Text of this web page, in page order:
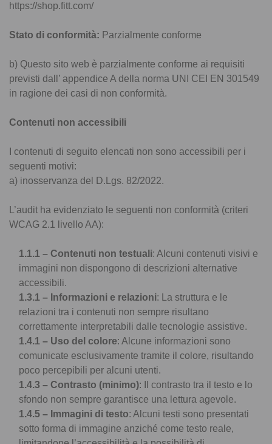
https://shop.fitt.com/
Stato di conformità: Parzialmente conforme
b) Questo sito web è parzialmente conforme ai requisiti
previsti dall’ appendice A della norma UNI CEI EN 301549
in ragione dei casi di non conformità.
Contenuti non accessibili
I contenuti di seguito elencati non sono accessibili per i
seguenti motivi:
a) inosservanza del D.Lgs. 82/2022.
L’audit ha evidenziato le seguenti non conformità (criteri
WCAG 2.1 livello AA):
1.1.1 – Contenuti non testuali: Alcuni contenuti visivi e
immagini non dispongono di descrizioni alternative
accessibili.
1.3.1 – Informazioni e relazioni: La struttura e le
relazioni tra i contenuti non sempre risultano
correttamente interpretabili dalle tecnologie assistive.
1.4.1 – Uso del colore: Alcune informazioni sono
comunicate esclusivamente tramite il colore, risultando
poco percepibili per alcuni utenti.
1.4.3 – Contrasto (minimo): Il contrasto tra il testo e lo
sfondo non sempre garantisce una lettura agevole.
1.4.5 – Immagini di testo: Alcuni testi sono presentati
sotto forma di immagine anziché come testo reale,